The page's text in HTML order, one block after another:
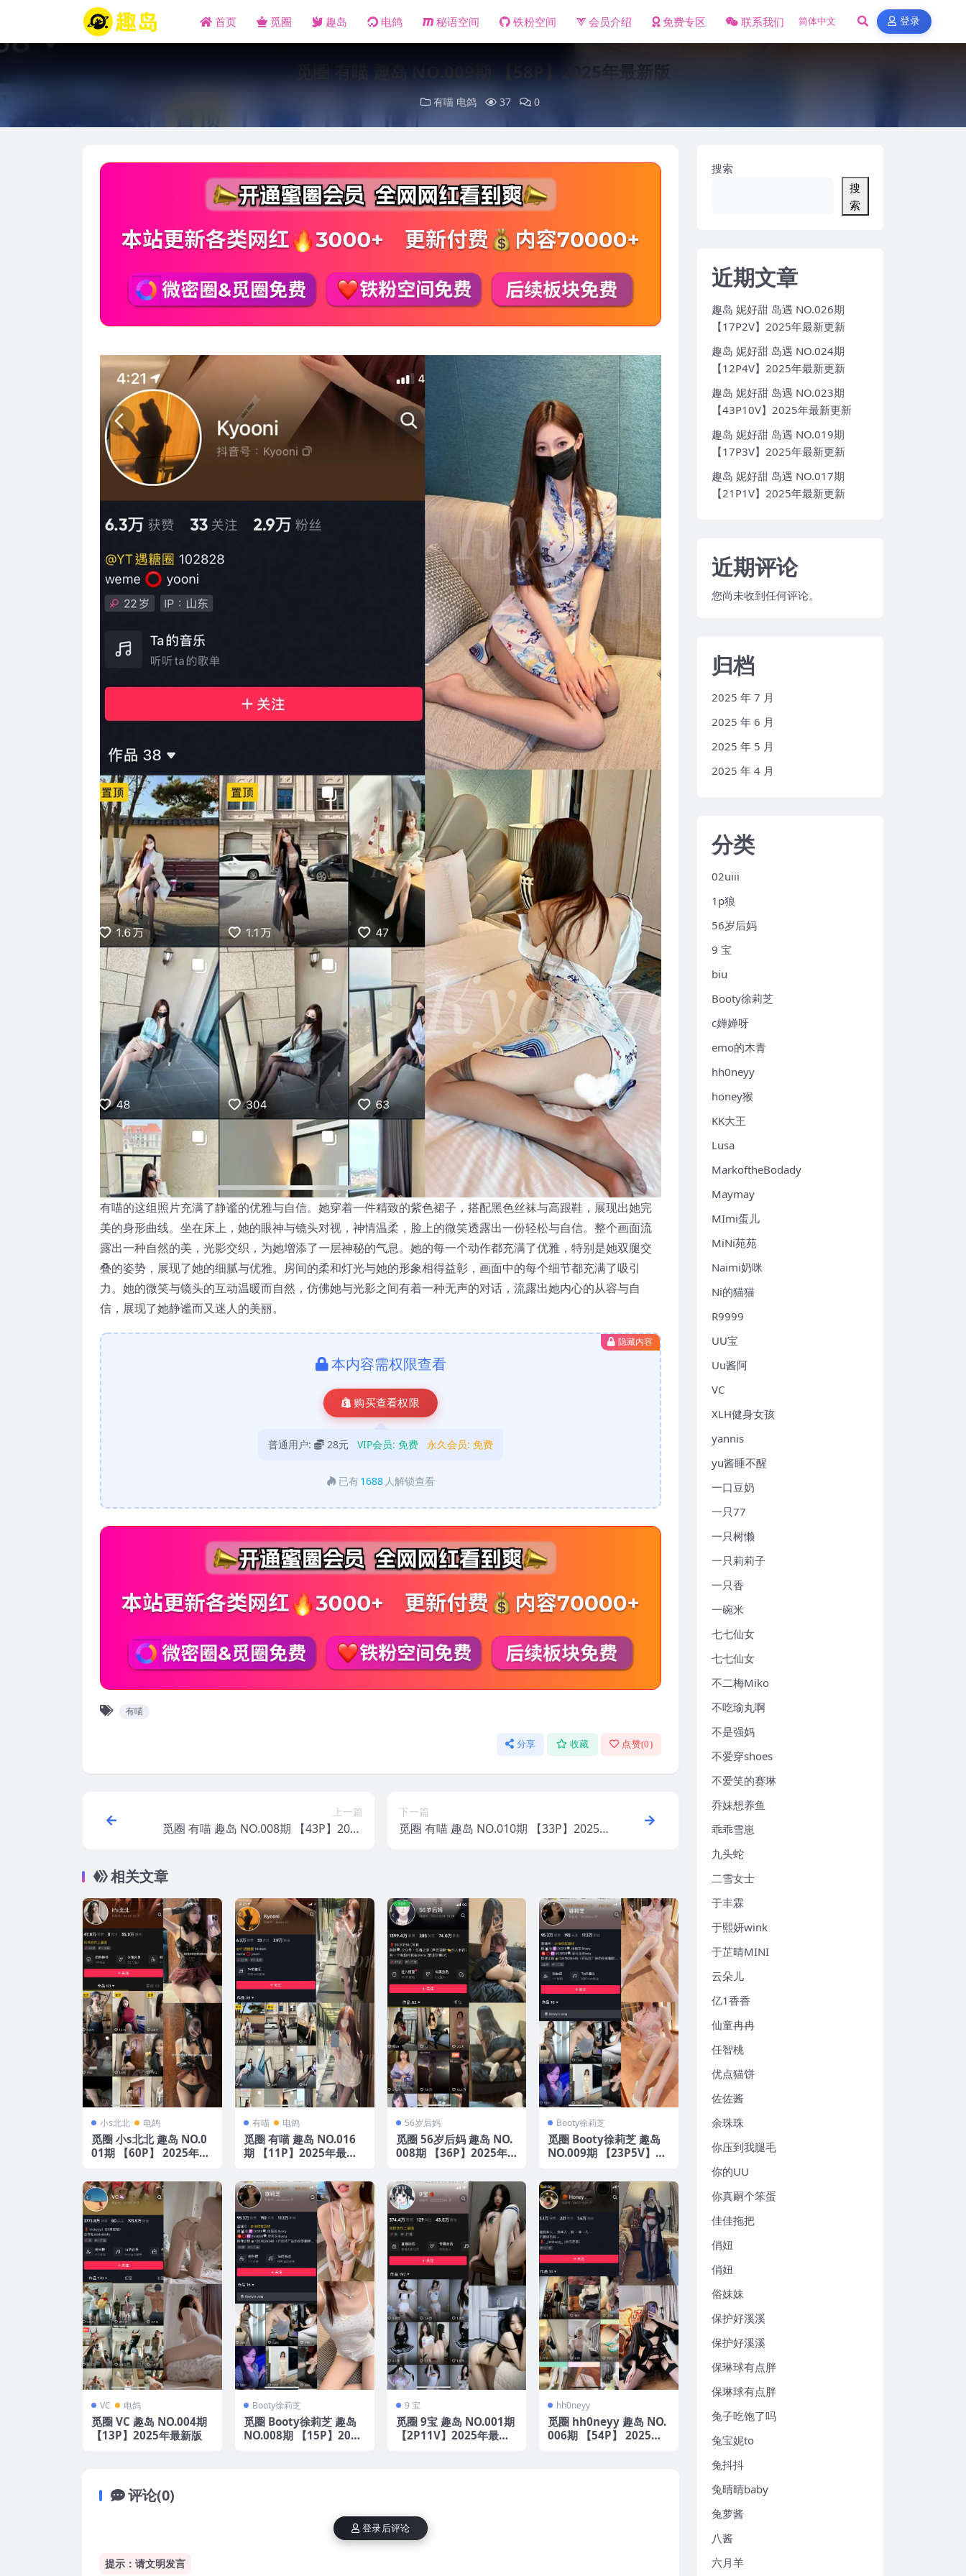
首页 觅圈 趣岛 电鸽 秘语空间 铁粉空间 会员介绍 免费专区 联系我们 登录
觅圈 有喵 趣岛 NO.009期 【58P】2025年最新版
有喵 电鸽 37 0
有喵的这组照片充满了静谧的优雅与自信。她穿着一件精致的紫色裙子，搭配黑色丝袜与高跟鞋，展现出她完
美的身形曲线。坐在床上，她的眼神与镜头对视，神情温柔，脸上的微笑透露出一份轻松与自信。整个画面流
露出一种自然的美，光影交织，为她增添了一层神秘的气息。她的每一个动作都充满了优雅，特别是她双腿交
叠的姿势，展现了她的细腻与优雅。房间的柔和灯光与她的形象相得益彰，画面中的每个细节都充满了吸引
力。她的微笑与镜头的互动温暖而自然，仿佛她与光影之间有着一种无声的对话，流露出她内心的从容与自
信，展现了她静谧而又迷人的美丽。
隐藏内容
本内容需权限查看
购买查看权限
普通用户: 28元 VIP会员: 免费 永久会员: 免费
已有 1688 人解锁查看
有喵
分享 收藏 点赞(0)
上一篇
觅圈 有喵 趣岛 NO.008期 【43P】2025
下一篇
觅圈 有喵 趣岛 NO.010期 【33P】2025
相关文章
小s北北 电鸽
觅圈 小s北北 趣岛 NO.0
01期 【60P】 2025年最
有喵 电鸽
觅圈 有喵 趣岛 NO.016
期 【11P】2025年最新
56岁后妈
觅圈 56岁后妈 趣岛 NO.
008期 【36P】2025年
Booty徐莉芝
觅圈 Booty徐莉芝 趣岛
NO.009期 【23P5V】20
VC 电鸽
觅圈 VC 趣岛 NO.004期
【13P】2025年最新版
Booty徐莉芝
觅圈 Booty徐莉芝 趣岛
NO.008期 【15P】2025
9 宝
觅圈 9宝 趣岛 NO.001期
【2P11V】2025年最新
hh0neyy
觅圈 hh0neyy 趣岛 NO.
006期 【54P】 2025年
评论(0)
提示：请文明发言
登录后评论
搜索
搜
索
近期文章
趣岛 妮好甜 岛遇 NO.026期
【17P2V】2025年最新更新
趣岛 妮好甜 岛遇 NO.024期
【12P4V】2025年最新更新
趣岛 妮好甜 岛遇 NO.023期
【43P10V】2025年最新更新
趣岛 妮好甜 岛遇 NO.019期
【17P3V】2025年最新更新
趣岛 妮好甜 岛遇 NO.017期
【21P1V】2025年最新更新
近期评论
您尚未收到任何评论。
归档
2025 年 7 月
2025 年 6 月
2025 年 5 月
2025 年 4 月
分类
02uiii
1p狼
56岁后妈
9 宝
biu
Booty徐莉芝
c婵婵呀
emo的木青
hh0neyy
honey猴
KK大王
Lusa
MarkoftheBodady
Maymay
MImi蛋儿
MiNi苑苑
Naimi奶咪
Ni的猫猫
R9999
UU宝
Uu酱阿
VC
XLH健身女孩
yannis
yu酱睡不醒
一口豆奶
一只77
一只树懒
一只莉莉子
一只香
一碗米
七七仙女
七七仙女
不二梅Miko
不吃瑜丸啊
不是强妈
不爱穿shoes
不爱笑的赛琳
乔妹想养鱼
乖乖雪崽
九头蛇
二雪女士
于丰霖
于熙妍wink
于芷晴MINI
云朵儿
亿1香香
仙童冉冉
任智桃
优点猫饼
佐佐酱
余珠珠
你压到我腿毛
你的UU
你真嗣个笨蛋
佳佳拖把
俏妞
俏妞
俗妹妹
保护好溪溪
保护好溪溪
保琳球有点胖
保琳球有点胖
兔子吃饱了吗
兔宝妮to
兔抖抖
兔晴晴baby
兔萝酱
八酱
六月羊